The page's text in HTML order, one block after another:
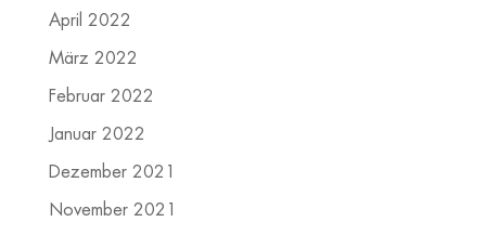
April 2022
März 2022
Februar 2022
Januar 2022
Dezember 2021
November 2021